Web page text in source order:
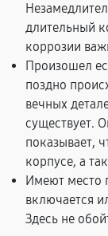
длительный
коррозии
Произошел
поздно
вечных
существует.
показывает,
корпусе, а
Имеют место
включается
Здесь не